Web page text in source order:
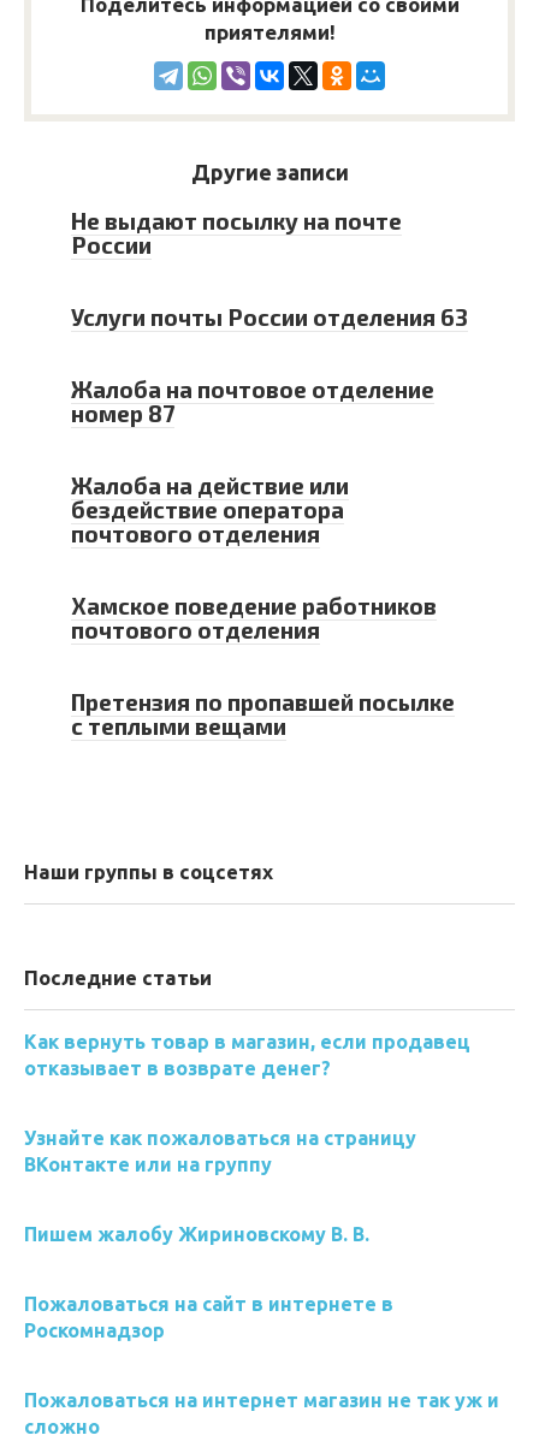
приятелями!
Другие записи
Не выдают посылку на почте
России
Услуги почты России отделения 63
Жалоба на почтовое отделение
номер 87
Жалоба на действие или
бездействие оператора
почтового отделения
Хамское поведение работников
почтового отделения
Претензия по пропавшей посылке
с теплыми вещами
Наши группы в соцсетях
Последние статьи
Как вернуть товар в магазин, если продавец
отказывает в возврате денег?
Узнайте как пожаловаться на страницу
ВКонтакте или на группу
Пишем жалобу Жириновскому В. В.
Пожаловаться на сайт в интернете в
Роскомнадзор
Пожаловаться на интернет магазин не так уж и
сложно